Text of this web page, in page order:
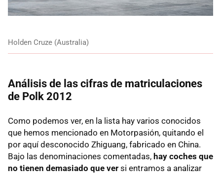
Holden Cruze (Australia)
Análisis de las cifras de matriculaciones
de Polk 2012
Como podemos ver, en la lista hay varios conocidos
que hemos mencionado en Motorpasión, quitando el
por aquí desconocido Zhiguang, fabricado en China.
Bajo las denominaciones comentadas, hay coches que
no tienen demasiado que ver si entramos a analizar